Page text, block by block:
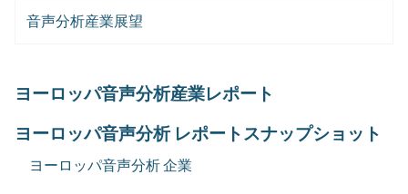
音声分析産業展望
ヨーロッパ音声分析産業レポート
ヨーロッパ音声分析 レポートスナップショット
ヨーロッパ音声分析 企業